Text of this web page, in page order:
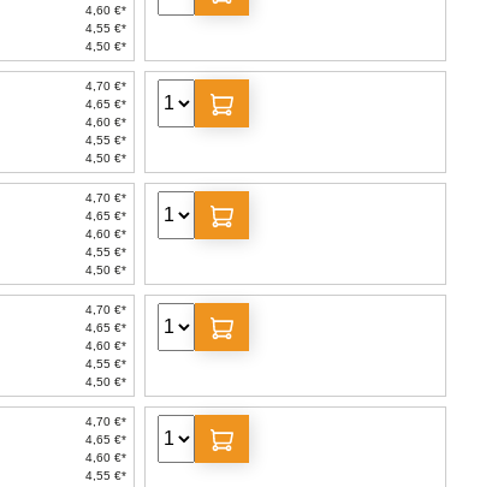
4,60 €*
4,55 €*
4,50 €*
4,70 €*
4,65 €*
4,60 €*
4,55 €*
4,50 €*
4,70 €*
4,65 €*
4,60 €*
4,55 €*
4,50 €*
4,70 €*
4,65 €*
4,60 €*
4,55 €*
4,50 €*
4,70 €*
4,65 €*
4,60 €*
4,55 €*